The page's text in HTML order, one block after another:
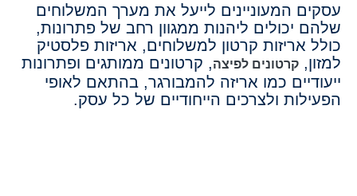
עסקים המעוניינים לייעל את מערך המשלוחים
שלהם יכולים ליהנות ממגוון רחב של פתרונות,
כולל אריזות קרטון למשלוחים, אריזות פלסטיק
למזון, קרטונים לפיצה, קרטונים ממותגים ופתרונות
ייעודיים כמו אריזה להמבורגר, בהתאם לאופי
הפעילות ולצרכים הייחודיים של כל עסק.